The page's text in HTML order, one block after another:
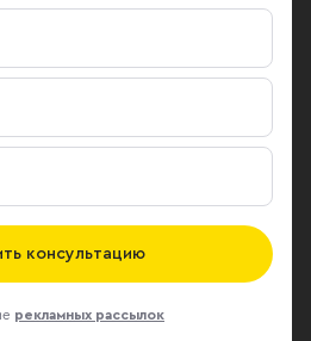
консультацию
рекламных рассылок